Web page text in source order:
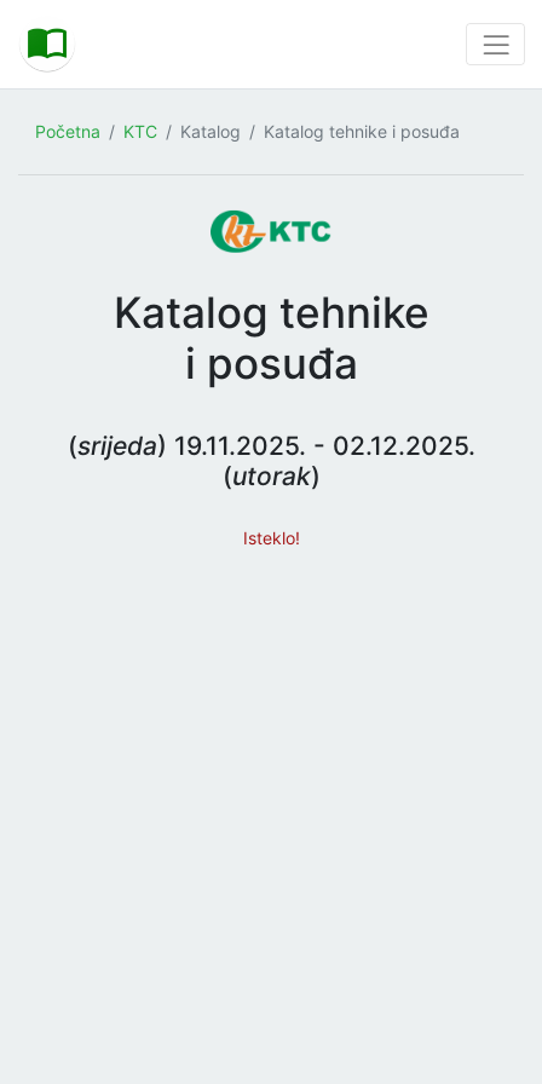
Početna KTC Katalog Katalog tehnike i posuđa
Katalog tehnike
i posuđa
(srijeda) 19.11.2025. - 02.12.2025.
(utorak)
Isteklo!